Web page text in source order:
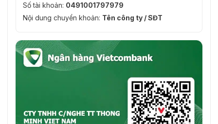
Số tài khoản: 0491001797979
Nội dung chuyển khoản: Tên công ty / SĐT